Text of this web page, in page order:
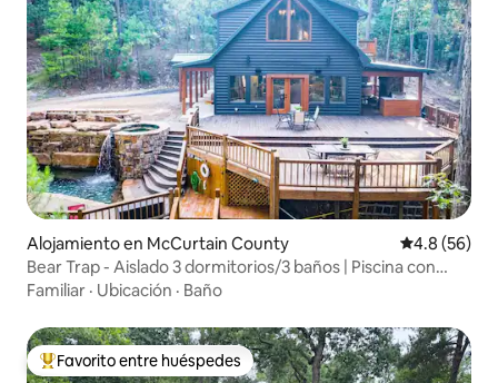
Alojamiento en McCurtain County Calificación
4.8 (56)
Bear Trap - Aislado 3 dormitorios/3 baños | Piscina con
cascada
Familiar · Ubicación · Baño
Favorito entre huéspedes preferido
Favorito entre huéspedes